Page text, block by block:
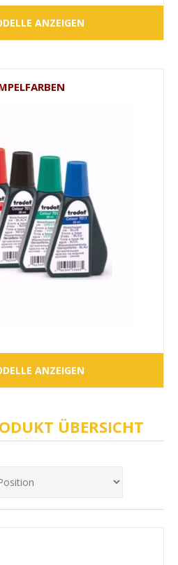
ANZEIGEN
ANZEIGEN
ÜBERSICHT